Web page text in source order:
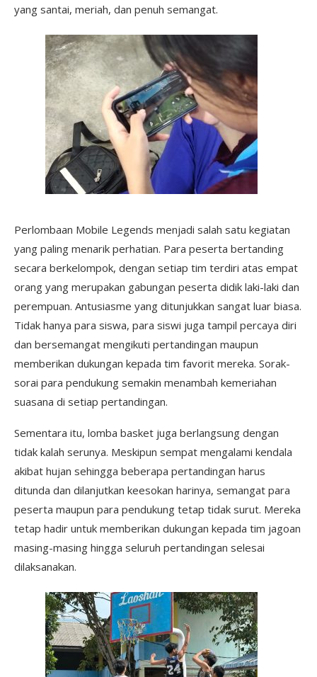
yang santai, meriah, dan penuh semangat.
Perlombaan Mobile Legends menjadi salah satu kegiatan
yang paling menarik perhatian. Para peserta bertanding
secara berkelompok, dengan setiap tim terdiri atas empat
orang yang merupakan gabungan peserta didik laki-laki dan
perempuan. Antusiasme yang ditunjukkan sangat luar biasa.
Tidak hanya para siswa, para siswi juga tampil percaya diri
dan bersemangat mengikuti pertandingan maupun
memberikan dukungan kepada tim favorit mereka. Sorak-
sorai para pendukung semakin menambah kemeriahan
suasana di setiap pertandingan.
Sementara itu, lomba basket juga berlangsung dengan
tidak kalah serunya. Meskipun sempat mengalami kendala
akibat hujan sehingga beberapa pertandingan harus
ditunda dan dilanjutkan keesokan harinya, semangat para
peserta maupun para pendukung tetap tidak surut. Mereka
tetap hadir untuk memberikan dukungan kepada tim jagoan
masing-masing hingga seluruh pertandingan selesai
dilaksanakan.